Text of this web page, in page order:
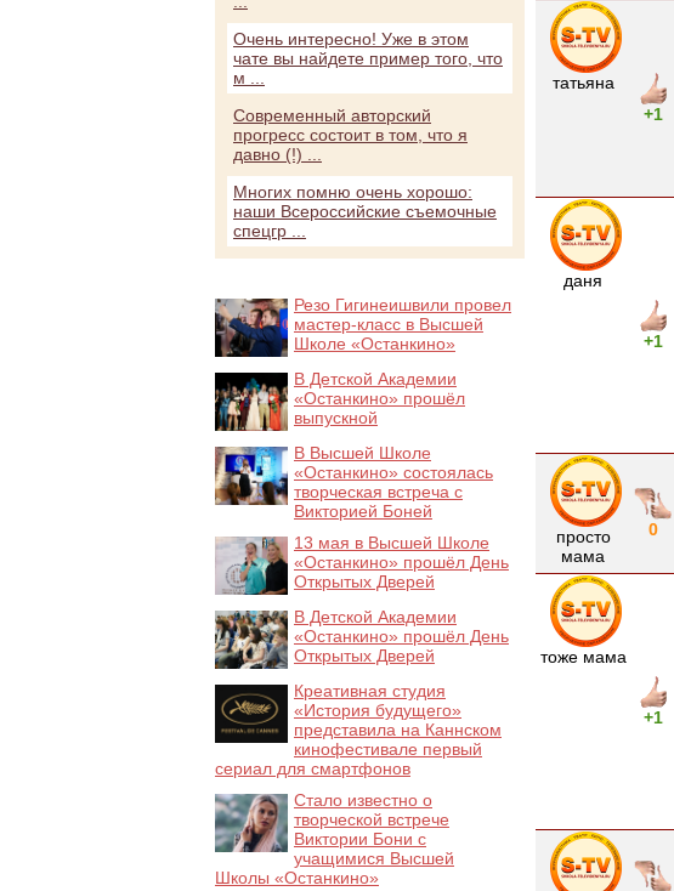
татьяна
+1
даня
+1
просто
мама
0
тоже мама
+1
Очень интересно! Уже в этом
чате вы найдете пример того, что
м ...
Современный авторский
прогресс состоит в том, что я
давно (!) ...
Многих помню очень хорошо:
наши Всероссийские съемочные
спецгр ...
Резо Гигинеишвили провел
мастер-класс в Высшей
Школе «Останкино»
В Детской Академии
«Останкино» прошёл
выпускной
В Высшей Школе
«Останкино» состоялась
творческая встреча с
Викторией Боней
13 мая в Высшей Школе
«Останкино» прошёл День
Открытых Дверей
В Детской Академии
«Останкино» прошёл День
Открытых Дверей
Креативная студия
«История будущего»
представила на Каннском
кинофестивале первый
сериал для смартфонов
Стало известно о
творческой встрече
Виктории Бони с
учащимися Высшей
Школы «Останкино»